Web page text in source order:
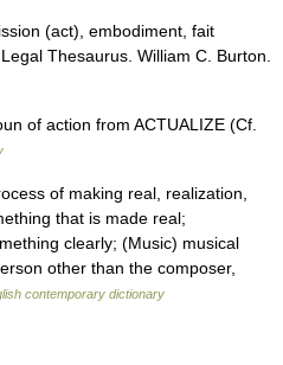
(act), embodiment, fait
Thesaurus. William C. Burton.
of action from ACTUALIZE (Cf.
of making real, realization,
that is made real;
clearly; (Music) musical
other than the composer,
contemporary dictionary